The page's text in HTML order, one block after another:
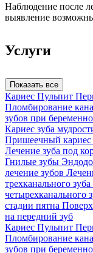
Наблюдение после
выявление
Услуги
Показать все
Кариес Пульпит
Пломбирование
зубов при
Кариес зуба
Пришеечный кариес
Лечение зуба под
Гнилые зубы
лечение зубов
трехканального зуба
четырехканального
стадии пятна
на передний зуб
Кариес Пульпит
Пломбирование
зубов при